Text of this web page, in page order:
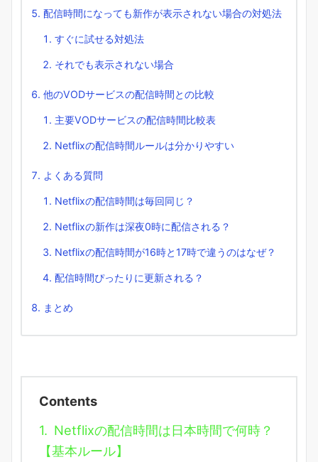
配信時間になっても新作が表示されない場合の対処法
すぐに試せる対処法
それでも表示されない場合
他のVODサービスの配信時間との比較
主要VODサービスの配信時間比較表
Netflixの配信時間ルールは分かりやすい
よくある質問
Netflixの配信時間は毎回同じ？
Netflixの新作は深夜0時に配信される？
Netflixの配信時間が16時と17時で違うのはなぜ？
配信時間ぴったりに更新される？
まとめ
Contents
1. Netflixの配信時間は日本時間で何時？
【基本ルール】